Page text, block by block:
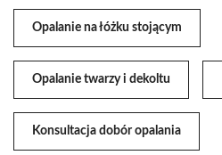
Opalanie na łóżku stojącym
Opalanie twarzy i dekoltu
Konsultacja dobór opalania